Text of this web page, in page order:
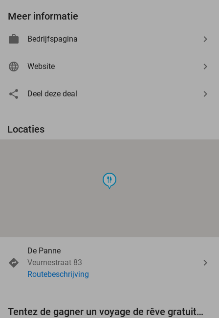
Meer informatie
Bedrijfspagina
Website
Deel deze deal
Locaties
food
De Panne
Veurnestraat 83
Routebeschrijving
Tentez de gagner un voyage de rêve gratuit d'une valeur de 3.000 € !